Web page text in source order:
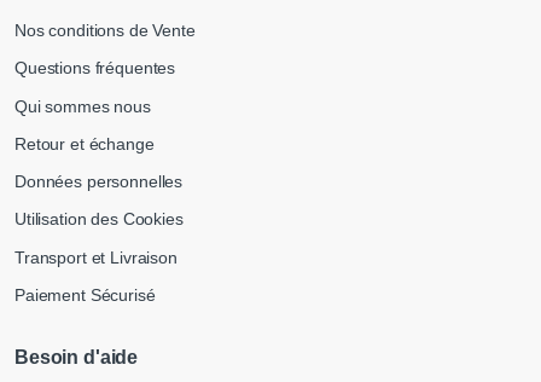
Nos conditions de Vente
Questions fréquentes
Qui sommes nous
Retour et échange
Données personnelles
Utilisation des Cookies
Transport et Livraison
Paiement Sécurisé
Besoin d'aide